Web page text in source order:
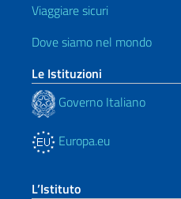
Viaggiare sicuri
Dove siamo nel mondo
Le Istituzioni
Governo Italiano
Europa.eu
L’Istituto